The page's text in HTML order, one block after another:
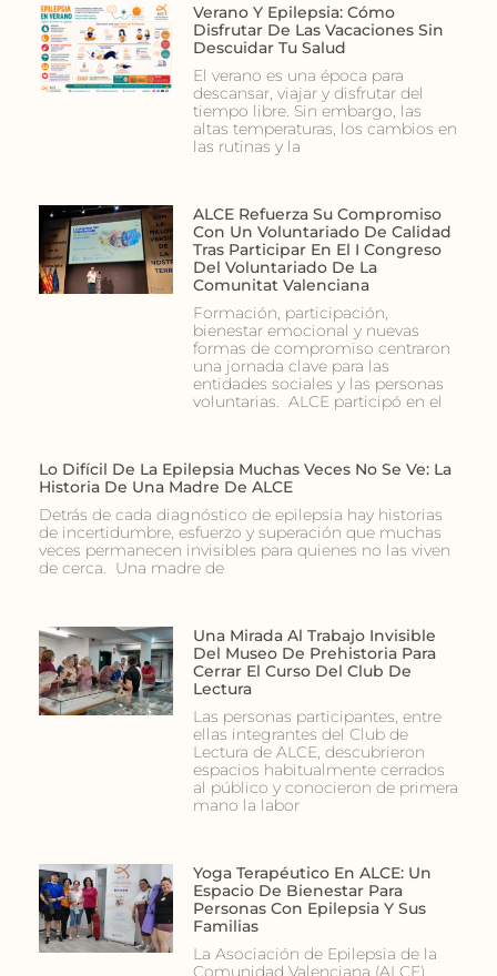
Verano Y Epilepsia: Cómo
Disfrutar De Las Vacaciones Sin
Descuidar Tu Salud
El verano es una época para
descansar, viajar y disfrutar del
tiempo libre. Sin embargo, las
altas temperaturas, los cambios en
las rutinas y la
ALCE Refuerza Su Compromiso
Con Un Voluntariado De Calidad
Tras Participar En El I Congreso
Del Voluntariado De La
Comunitat Valenciana
Formación, participación,
bienestar emocional y nuevas
formas de compromiso centraron
una jornada clave para las
entidades sociales y las personas
voluntarias. ALCE participó en el
Lo Difícil De La Epilepsia Muchas Veces No Se Ve: La
Historia De Una Madre De ALCE
Detrás de cada diagnóstico de epilepsia hay historias
de incertidumbre, esfuerzo y superación que muchas
veces permanecen invisibles para quienes no las viven
de cerca. Una madre de
Una Mirada Al Trabajo Invisible
Del Museo De Prehistoria Para
Cerrar El Curso Del Club De
Lectura
Las personas participantes, entre
ellas integrantes del Club de
Lectura de ALCE, descubrieron
espacios habitualmente cerrados
al público y conocieron de primera
mano la labor
Yoga Terapéutico En ALCE: Un
Espacio De Bienestar Para
Personas Con Epilepsia Y Sus
Familias
La Asociación de Epilepsia de la
Comunidad Valenciana (ALCE)